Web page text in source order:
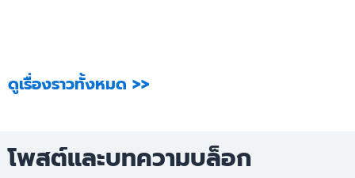
ดูเรื่องราวทั้งหมด >>
โพสต์และบทความบล็อก